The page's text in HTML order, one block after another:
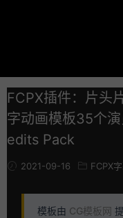
FCPX插件：片头
字动画模板35个
edits Pack
2021-09-16 FCPX
模板由 CG模板网